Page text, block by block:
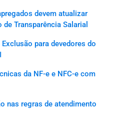
devem atualizar
Transparência Salarial
para devedores do
da NF-e e NFC-e com
nas regras de atendimento